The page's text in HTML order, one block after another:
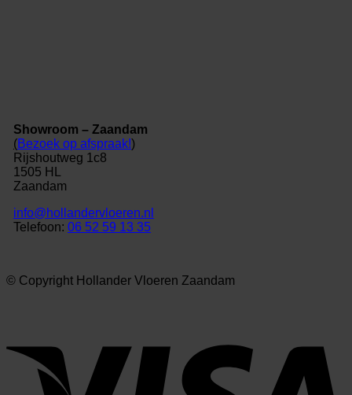
Showroom – Zaandam
(Bezoek op afspraak!)
Rijshoutweg 1c8
1505 HL
Zaandam
info@hollandervloeren.nl
Telefoon: 06 52 59 13 35
© Copyright Hollander Vloeren Zaandam